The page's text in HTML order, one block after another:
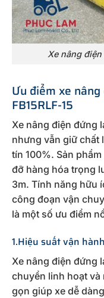
Xe nâng điện
Ưu điểm xe
FB15RLF-15
Xe nâng điện đứng
nhưng vẫn giữ chất
tín 100%. Sản
đỡ hàng hóa trọng
3m. Tính năng hữu
công đoạn vận
là một số ưu điểm
1.Hiệu suất vận
Xe nâng điện đứng
chuyển linh hoạt
gọn giúp xe dễ